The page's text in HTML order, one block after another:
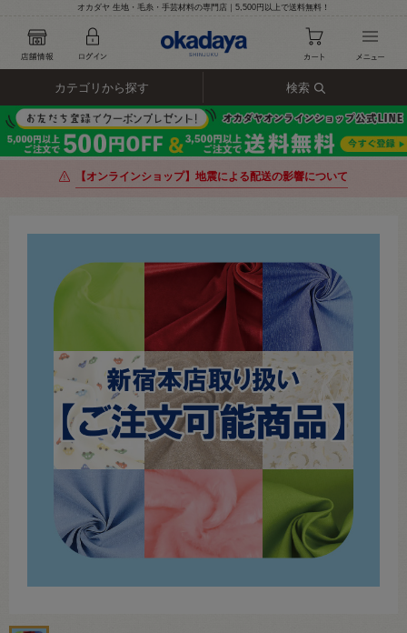
オカダヤ 生地・毛糸・手芸材料の専門店｜5,500円以上で送料無料！
カテゴリから探す 検索
【オンラインショップ】地震による配送の影響について